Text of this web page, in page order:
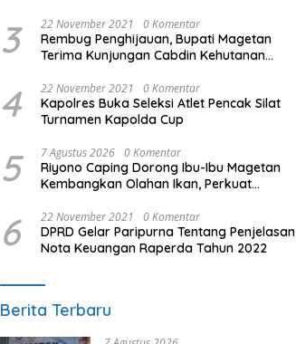
3 22 November 2021 0 Komentar
Rembug Penghijauan, Bupati Magetan
Terima Kunjungan Cabdin Kehutanan
4 22 November 2021 0 Komentar
Kapolres Buka Seleksi Atlet Pencak Silat
Turnamen Kapolda Cup
5 7 Agustus 2026 0 Komentar
Riyono Caping Dorong Ibu-Ibu Magetan
Kembangkan Olahan Ikan, Perkuat
6 22 November 2021 0 Komentar
DPRD Gelar Paripurna Tentang Penjelasan
Nota Keuangan Raperda Tahun 2022
Berita Terbaru